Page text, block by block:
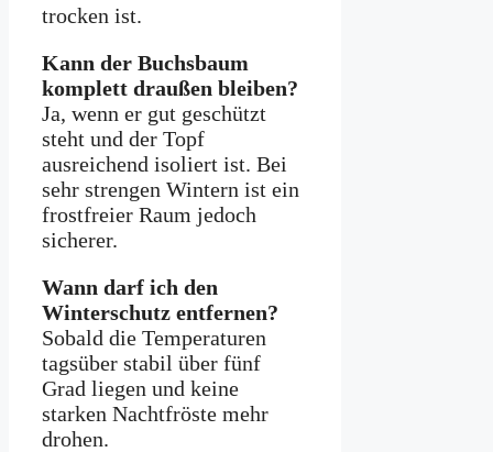
trocken ist.
Kann der Buchsbaum
komplett draußen bleiben?
Ja, wenn er gut geschützt
steht und der Topf
ausreichend isoliert ist. Bei
sehr strengen Wintern ist ein
frostfreier Raum jedoch
sicherer.
Wann darf ich den
Winterschutz entfernen?
Sobald die Temperaturen
tagsüber stabil über fünf
Grad liegen und keine
starken Nachtfröste mehr
drohen.